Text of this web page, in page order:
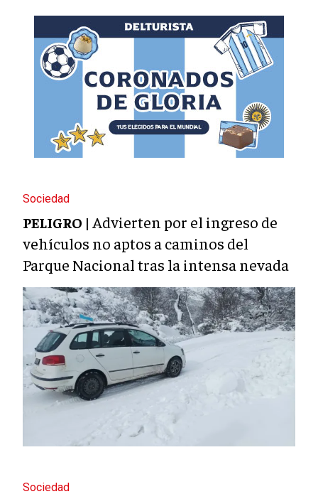
Sociedad
PELIGRO | Advierten por el ingreso de
vehículos no aptos a caminos del
Parque Nacional tras la intensa nevada
Sociedad